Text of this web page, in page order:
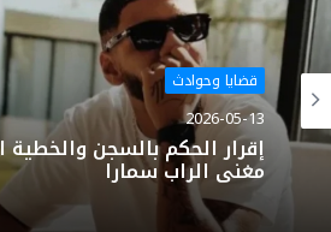
قضايا وحوادث
2026-05-13
إقرار الحكم بالسجن
مغني الراب سمارا